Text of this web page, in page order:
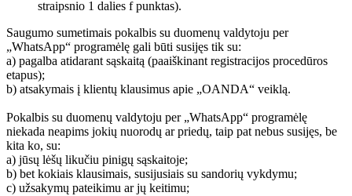
straipsnio 1 dalies f punktas).
Saugumo sumetimais pokalbis su duomenų valdytoju per
„WhatsApp“ programėlę gali būti susijęs tik su:
a) pagalba atidarant sąskaitą (paaiškinant registracijos procedūros
etapus);
b) atsakymais į klientų klausimus apie „OANDA“ veiklą.
Pokalbis su duomenų valdytoju per „WhatsApp“ programėlę
niekada neapims jokių nuorodų ar priedų, taip pat nebus susijęs, be
kita ko, su:
a) jūsų lėšų likučiu pinigų sąskaitoje;
b) bet kokiais klausimais, susijusiais su sandorių vykdymu;
c) užsakymų pateikimu ar jų keitimu;